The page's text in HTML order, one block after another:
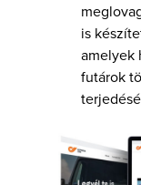
is
amelyek
futárok